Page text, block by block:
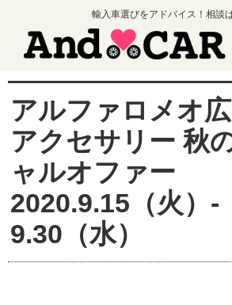
輸入車選びをアドバイス！相談
アルファロメオ
アクセサリー 秋
ャルオファー
2020.9.15（火）-
9.30（水）